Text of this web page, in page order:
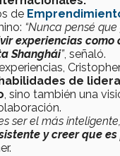
de
“Nunca pensé
experiencias como
Shanghái”, señaló.
de
, sino también una
ser el más
y creer que